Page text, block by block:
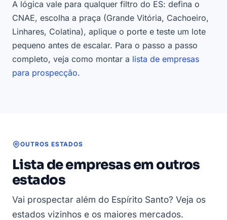
A lógica vale para qualquer filtro do ES: defina o
CNAE, escolha a praça (Grande Vitória, Cachoeiro,
Linhares, Colatina), aplique o porte e teste um lote
pequeno antes de escalar. Para o passo a passo
completo, veja como montar a lista de empresas
para prospecção.
OUTROS ESTADOS
Lista de empresas em outros
estados
Vai prospectar além do Espírito Santo? Veja os
estados vizinhos e os maiores mercados.